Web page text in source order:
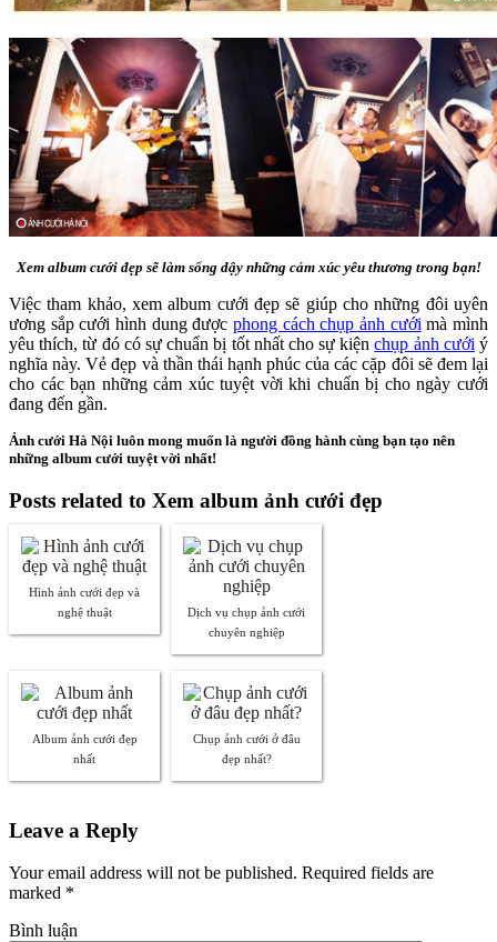
Xem album cưới đẹp sẽ làm sống dậy những cảm xúc yêu thương trong bạn!
Việc tham khảo, xem album cưới đẹp sẽ giúp cho những đôi uyên
ương sắp cưới hình dung được phong cách chụp ảnh cưới mà mình
yêu thích, từ đó có sự chuẩn bị tốt nhất cho sự kiệnchụp ảnh cưới ý
nghĩa này. Vẻ đẹp và thần thái hạnh phúc của các cặp đôi sẽ đem lại
cho các bạn những cảm xúc tuyệt vời khi chuẩn bị cho ngày cưới
đang đến gần.
Ảnh cưới Hà Nội luôn mong muốn là người đồng hành cùng bạn tạo nên
những album cưới tuyệt vời nhất!
Posts related to Xem album ảnh cưới đẹp
Hình ảnh cưới đẹp và
nghệ thuật
Dịch vụ chụp ảnh cưới
chuyên nghiệp
Album ảnh cưới đẹp
nhất
Chụp ảnh cưới ở đâu
đẹp nhất?
Leave a Reply
Your email address will not be published. Required fields are
marked *
Bình luận